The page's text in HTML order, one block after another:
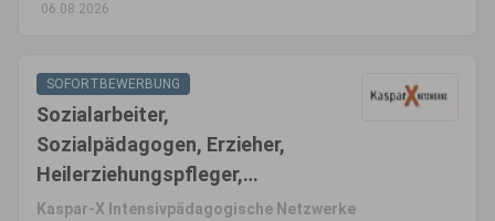
06.08.2026
SOFORTBEWERBUNG
Sozialarbeiter,
Sozialpädagogen, Erzieher,
Heilerziehungspfleger,
pädagogische Fachkräfte
Kaspar-X Intensivpädagogische Netzwerke